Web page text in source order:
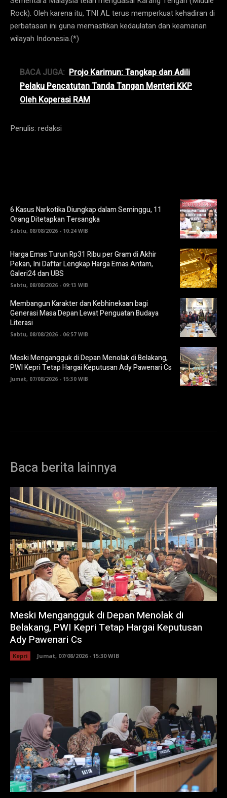
Rock). Oleh karena itu, TNI AL terus memperkuat kehadiran di
perbatasan ini guna memastikan kedaulatan dan keamanan
wilayah Indonesia.(*)
BACA JUGA: Projo Karimun: Tangkap dan Adili
Pelaku Pencatutan Tanda Tangan Menteri KKP
Oleh Koperasi RAM
Penulis: redaksi
6 Kasus Narkotika Diungkap dalam Seminggu, 11
Orang Ditetapkan Tersangka
Sabtu, 08/08/2026 - 10:24 WIB
Harga Emas Turun Rp31 Ribu per Gram di Akhir
Pekan, Ini Daftar Lengkap Harga Emas Antam,
Galeri24 dan UBS
Sabtu, 08/08/2026 - 09:13 WIB
Membangun Karakter dan Kebhinekaan bagi
Generasi Masa Depan Lewat Penguatan Budaya
Literasi
Sabtu, 08/08/2026 - 06:57 WIB
Meski Mengangguk di Depan Menolak di Belakang,
PWI Kepri Tetap Hargai Keputusan Ady Pawenari Cs
Jumat, 07/08/2026 - 15:30 WIB
Baca berita lainnya
Meski Mengangguk di Depan Menolak di
Belakang, PWI Kepri Tetap Hargai Keputusan
Ady Pawenari Cs
Kepri Jumat, 07/08/2026 - 15:30 WIB